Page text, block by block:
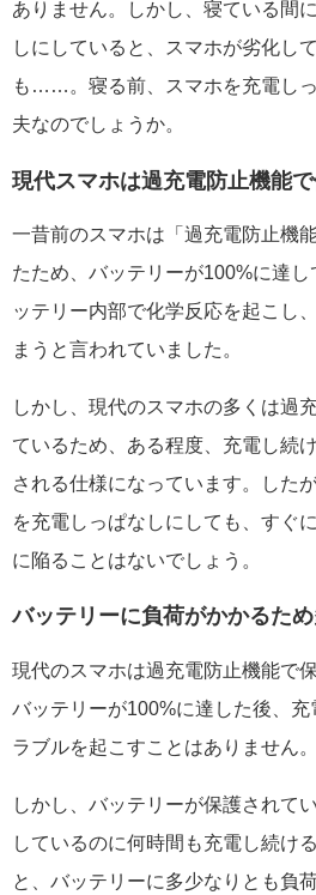
ありません。しかし、寝ている間
しにしていると、スマホが劣化し
も……。寝る前、スマホを充電し
夫なのでしょうか。
現代スマホは過充電防止機能
一昔前のスマホは「過充電防止機
たため、バッテリーが100%に達
ッテリー内部で化学反応を起こし
まうと言われていました。
しかし、現代のスマホの多くは過
ているため、ある程度、充電し続
される仕様になっています。した
を充電しっぱなしにしても、すぐ
に陥ることはないでしょう。
バッテリーに負荷がかかるた
現代のスマホは過充電防止機能で
バッテリーが100%に達した後、充
ラブルを起こすことはありません。
しかし、バッテリーが保護されて
しているのに何時間も充電し続け
と、バッテリーに多少なりとも負